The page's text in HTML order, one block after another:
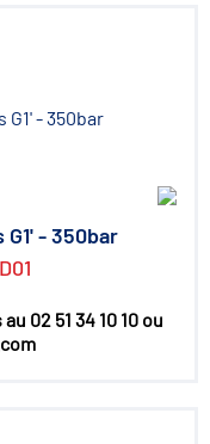
- 350bar
02 51 34 10 10 ou